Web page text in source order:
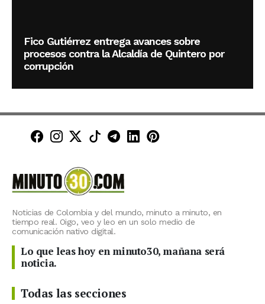
Fico Gutiérrez entrega avances sobre
procesos contra la Alcaldía de Quintero por
corrupción
Minuto30 en Facebook
Minuto30 en Instagram
Minuto30 en X (Twitter)
Minuto30 en TikTok
Canal de Minuto30 en
Minuto30 en LinkedIn
Minuto30 en
Noticias de Colombia y del mundo, minuto a minuto, en
tiempo real. Oigo, veo y leo en un solo medio de
comunicación nativo digital.
Lo que leas hoy en minuto30, mañana será
noticia.
Todas las secciones